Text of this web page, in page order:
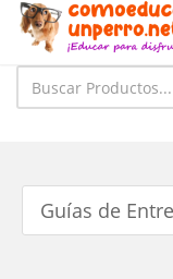
Guías de